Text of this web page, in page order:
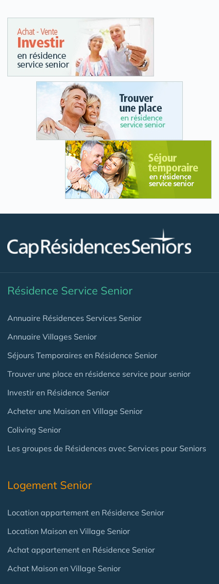
Résidence Service Senior
Annuaire Résidences Services Senior
Annuaire Villages Senior
Séjours Temporaires en Résidence Senior
Trouver une place en résidence service pour senior
Investir en Résidence Senior
Acheter une Maison en Village Senior
Coliving Senior
Les groupes de Résidences avec Services pour Seniors
Logement Senior
Location appartement en Résidence Senior
Location Maison en Village Senior
Achat appartement en Résidence Senior
Achat Maison en Village Senior